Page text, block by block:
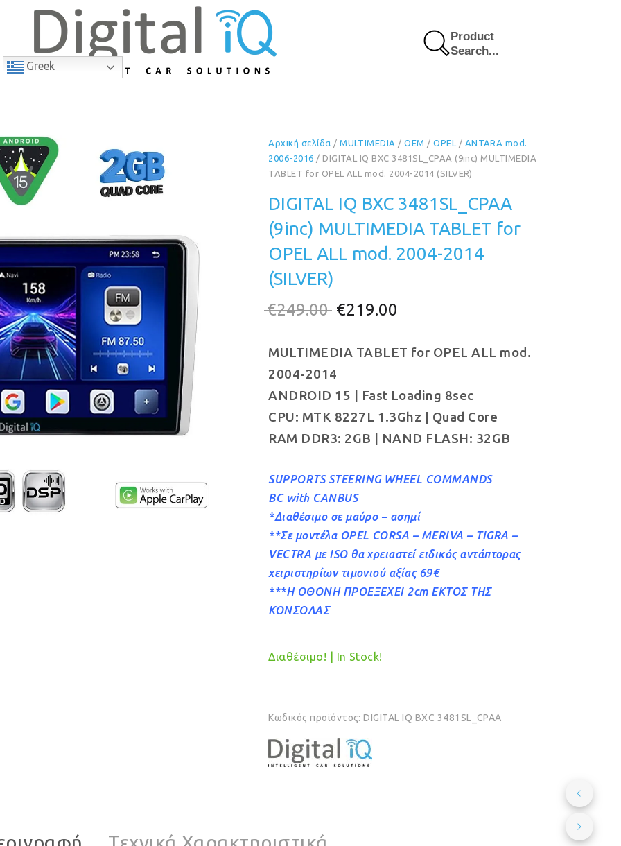
Greek
Product
Search...
12% Έκπτωση
Αρχική σελίδα /MULTIMEDIA /OEM /OPEL / ANTARA mod.
2006-2016 / DIGITAL IQ BXC 3481SL_CPAA (9inc) MULTIMEDIA
TABLET for OPEL ALL mod. 2004-2014 (SILVER)
DIGITAL IQ BXC 3481SL_CPAA
(9inc) MULTIMEDIA TABLET for
OPEL ALL mod. 2004-2014
(SILVER)
€249.00 Original
was:
€219.00
τιμή
€219.00.
MULTIMEDIA TABLET for OPEL ALL mod.
2004-2014
ANDROID 15 | Fast Loading 8sec
CPU: MTK 8227L 1.3Ghz | Quad Core
RAM DDR3: 2GB | NAND FLASH: 32GB
SUPPORTS STEERING WHEEL COMMANDS
BC with CANBUS
*Διαθέσιμο σε μαύρο – ασημί
**Σε μοντέλα OPEL CORSA – MERIVA – TIGRA –
VECTRA με ISO θα χρειαστεί ειδικός αντάπτορας
χειριστηρίων τιμονιού αξίας 69€
***Η ΟΘΟΝΗ ΠΡΟΕΞΕΧΕΙ 2cm ΕΚΤΟΣ ΤΗΣ
ΚΟΝΣΟΛΑΣ
Διαθέσιμο! | In Stock!
Κωδικός προϊόντος:DIGITAL IQ BXC 3481SL_CPAA